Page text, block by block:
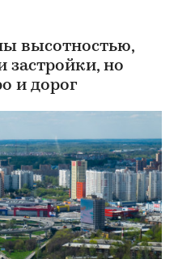
высотностью,
застройки, но
и дорог